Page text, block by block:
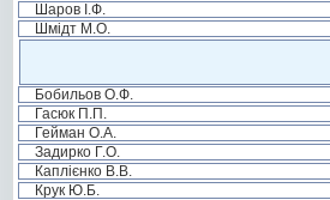
Шаров І.Ф.
Шмідт М.О.
Бобильов О.Ф.
Гасюк П.П.
Гейман О.А.
Задирко Г.О.
Каплієнко В.В.
Крук Ю.Б.